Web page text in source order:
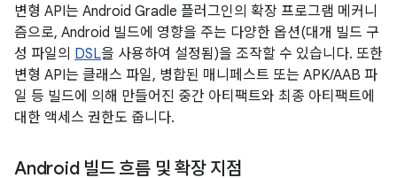
변형 API는 Android Gradle 플러그인의 확장 프로그램 메커니
즘으로, Android 빌드에 영향을 주는 다양한 옵션(대개 빌드 구
성 파일의 DSL을 사용하여 설정됨)을 조작할 수 있습니다. 또한
변형 API는 클래스 파일, 병합된 매니페스트 또는 APK/AAB 파
일 등 빌드에 의해 만들어진 중간 아티팩트와 최종 아티팩트에
대한 액세스 권한도 줍니다.
Android 빌드 흐름 및 확장 지점